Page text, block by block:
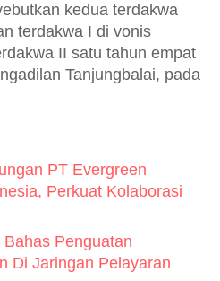
kedua terdakwa
terdakwa I di vonis
II satu tahun empat
Tanjungbalai, pada
PT Evergreen
Perkuat Kolaborasi
Penguatan
Di Jaringan Pelayaran